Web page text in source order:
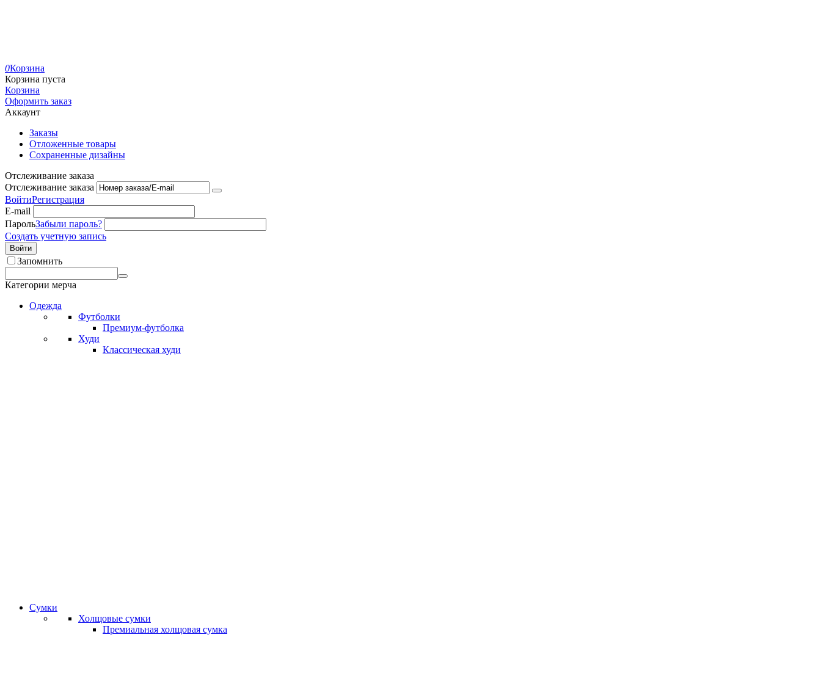
0Корзина
Корзина пуста
Корзина
Оформить заказ
Аккаунт
Заказы
Отложенные товары
Сохраненные дизайны
Отслеживание заказа
Отслеживание заказа
ВойтиРегистрация
E-mail
ПарольЗабыли пароль?
Создать учетную запись
Войти
Запомнить
Категории мерча
Одежда
Футболки
Премиум-футболка
Худи
Классическая худи
Сумки
Холщовые сумки
Премиальная холщовая сумка